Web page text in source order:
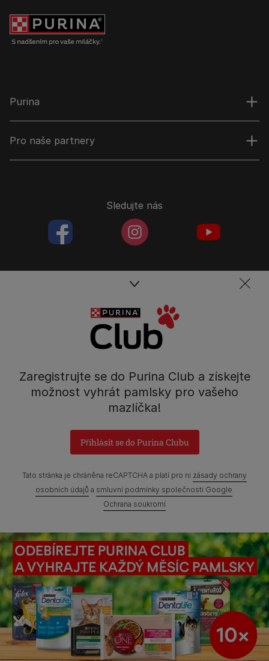
Zaregistrujte se do Purina Club a získejte
možnost vyhrát pamlsky pro vašeho
mazlíčka!
Přihlásit se do Purina Clubu
Tato stránka je chráněna reCAPTCHA a platí pro ni zásady ochrany
osobních údajů a smluvní podmínky společnosti Google.
Ochrana soukromí
Purina
Pro naše partnery
Spojte se s týmem péče o domácí mazlíčky
Kontakt
Tel.: 800 135 135
Mezi Vodami 2035/31,
Praha 4 - Modřany
Sledujte nás
facebookColoredinstagramColored
©Reg. Trademark of Nestlé S.A.
Prohlášení o přístupnosti Všeobecné podmínky
Marketingové podmínky Ochrana soukromí Soubory Cookies
Mapa webových stránek